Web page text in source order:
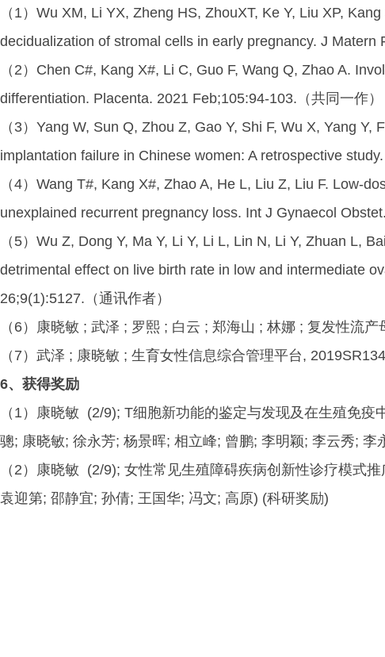
（1）Wu XM, Li YX, Zheng HS, ZhouXT, Ke Y, Liu XP,
decidualization of stromal cells in early pregnancy. J Matern
（2）Chen C#, Kang X#, Li C, Guo F, Wang Q, Zhao A.
differentiation. Placenta. 2021 Feb;105:94-103.（共同一作）
（3）Yang W, Sun Q, Zhou Z, Gao Y, Shi F, Wu X, Yang
implantation failure in Chinese women: A retrospective
（4）Wang T#, Kang X#, Zhao A, He L, Liu Z, Liu F. Low-
unexplained recurrent pregnancy loss. Int J Gynaecol
（5）Wu Z, Dong Y, Ma Y, Li Y, Li L, Lin N, Li Y, Zhuan L,
detrimental effect on live birth rate in low and intermediate
26;9(1):5127.（通讯作者）
（6）康晓敏 ; 武泽 ; 罗熙 ; 白云 ; 郑海山 ; 林娜 ; 复发性
（7）武泽 ; 康晓敏 ; 生育女性信息综合管理平台,
6、获得奖励
（1）康晓敏 (2/9); T细胞新功能的鉴定与发现及在生殖免
骢; 康晓敏; 徐永芳; 杨景晖; 相立峰; 曾鹏; 李明颖; 李云秀; 李
（2）康晓敏 (2/9); 女性常见生殖障碍疾病创新性诊疗模式
袁迎第; 邵静宜; 孙倩; 王国华; 冯文; 高原) (科研奖励)